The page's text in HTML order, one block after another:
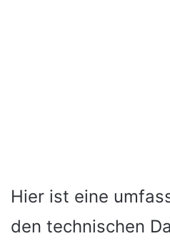
Hier ist eine
den technischen